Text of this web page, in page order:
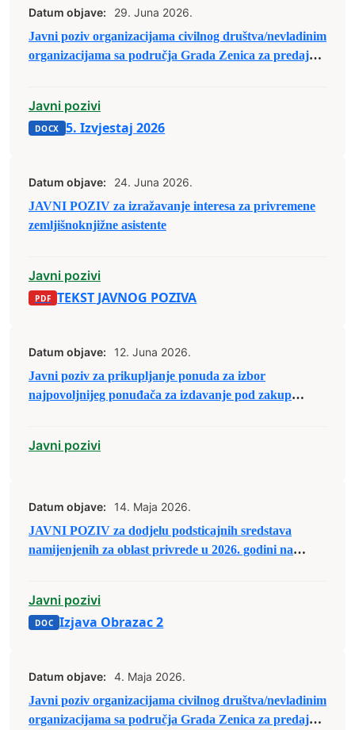
Datum objave:
29. Juna 2026.
Javni poziv organizacijama civilnog društva/nevladinim
organizacijama sa područja Grada Zenica za predaju
Javni pozivi
5. Izvjestaj 2026
Datum objave:
24. Juna 2026.
JAVNI POZIV za izražavanje interesa za privremene
zemljišnoknjižne asistente
Javni pozivi
TEKST JAVNOG POZIVA
Datum objave:
12. Juna 2026.
Javni poziv za prikupljanje ponuda za izbor
najpovoljnijeg ponuđača za izdavanje pod zakup
Javni pozivi
Datum objave:
14. Maja 2026.
JAVNI POZIV za dodjelu podsticajnih sredstava
namijenjenih za oblast privrede u 2026. godini na
Javni pozivi
Izjava Obrazac 2
Datum objave:
4. Maja 2026.
Javni poziv organizacijama civilnog društva/nevladinim
organizacijama sa područja Grada Zenica za predaju